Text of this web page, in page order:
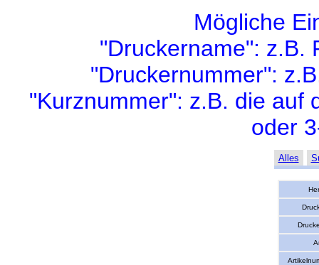
Mögliche
"Druckername": z.B.
"Druckernummer":
"Kurznummer": z.B. die auf
oder
Alles